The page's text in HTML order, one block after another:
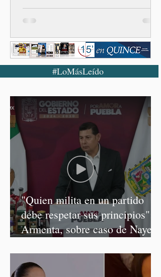
#LoMásLeído
"Quien milita en un partido
debe respetar sus principios":
Armenta, sobre caso de Nayeli